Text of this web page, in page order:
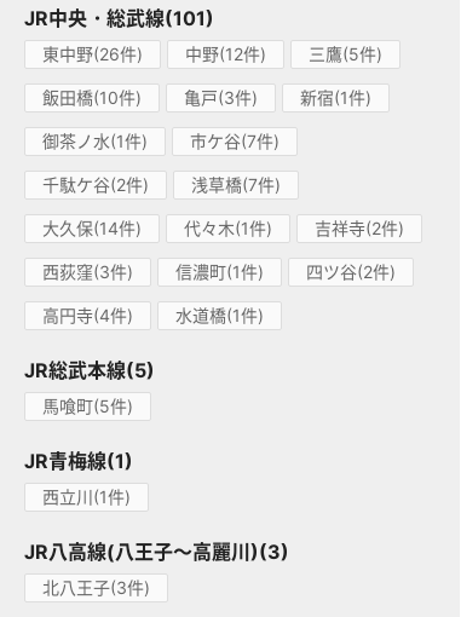
JR中央・総武線(101)
東中野(26件) 中野(12件) 三鷹(5件)
飯田橋(10件) 亀戸(3件) 新宿(1件)
御茶ノ水(1件) 市ケ谷(7件)
千駄ケ谷(2件) 浅草橋(7件)
大久保(14件) 代々木(1件) 吉祥寺(2件)
西荻窪(3件) 信濃町(1件) 四ツ谷(2件)
高円寺(4件) 水道橋(1件)
JR総武本線(5)
馬喰町(5件)
JR青梅線(1)
西立川(1件)
JR八高線(八王子～高麗川)(3)
北八王子(3件)